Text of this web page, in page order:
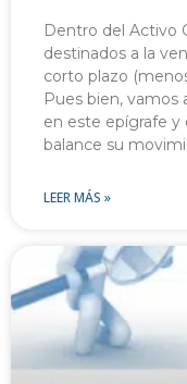
Dentro del Activo
destinados a la
corto plazo
Pues bien, vamos
en este epígrafe
balance su
LEER MÁS »